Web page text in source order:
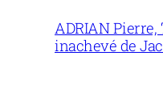
ADRIAN Pierre,
inachevé de